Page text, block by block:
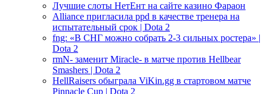
Лучшие слоты НетЕнт на сайте казино Фараон
Alliance пригласила ppd в качестве тренера на
испытательный срок | Dota 2
fng: «В СНГ можно собрать 2-3 сильных ростера» |
Dota 2
rmN- заменит Miracle- в матче против Hellbear
Smashers | Dota 2
HellRaisers обыграла ViKin.gg в стартовом матче
Pinnacle Cup | Dota 2